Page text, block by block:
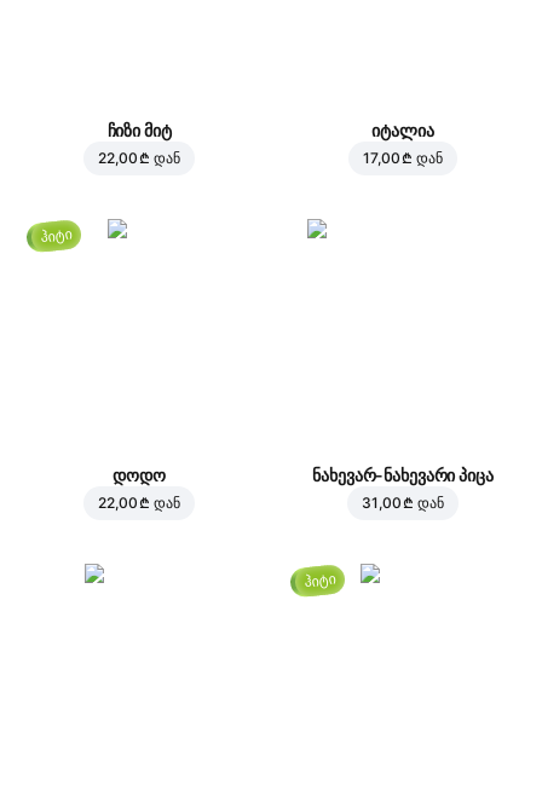
ჩიზი მიტ
22,00 ₾ დან
იტალია
17,00 ₾ დან
ჰიტი
დოდო
22,00 ₾ დან
ნახევარ-ნახევარი პიცა
31,00 ₾ დან
ჰიტი